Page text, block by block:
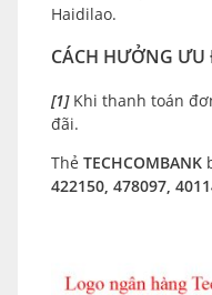
Haidilao.
CÁCH HƯỞNG
[1]Khi thanh toán
đãi.
Thẻ TECHCOMBANK
422150, 478097,